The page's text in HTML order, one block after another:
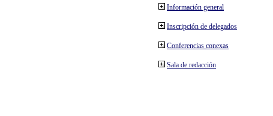
Información general
Inscripción de delegados
Conferencias conexas
Sala de redacción